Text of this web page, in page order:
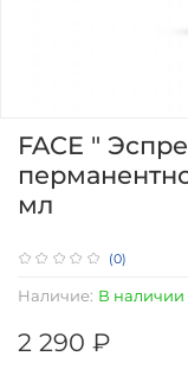
(0)
Наличие: В наличии
FACE "
мл
2 290 ₽